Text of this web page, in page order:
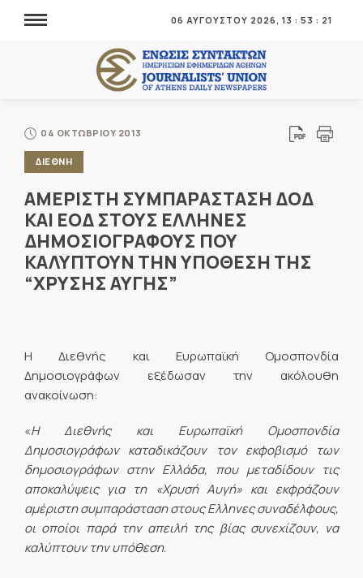
06 ΑΥΓΟΥΣΤΟΥ 2026, 13 : 53 : 21
04 ΟΚΤΩΒΡΙΟΥ 2013
ΔΙΕΘΝΗ
ΑΜΕΡΙΣΤΗ ΣΥΜΠΑΡΑΣΤΑΣΗ ΔΟΔ
ΚΑΙ ΕΟΔ ΣΤΟΥΣ ΕΛΛΗΝΕΣ
ΔΗΜΟΣΙΟΓΡΑΦΟΥΣ ΠΟΥ
ΚΑΛΥΠΤΟΥΝ ΤΗΝ ΥΠΟΘΕΣΗ ΤΗΣ
“ΧΡΥΣΗΣ ΑΥΓΗΣ”
Η Διεθνής και Ευρωπαϊκή Ομοσπονδία
Δημοσιογράφων εξέδωσαν την ακόλουθη
ανακοίνωση:
«Η Διεθνής και Ευρωπαϊκή Ομοσπονδία
Δημοσιογράφων καταδικάζουν τον εκφοβισμό των
δημοσιογράφων στην Ελλάδα, που μεταδίδουν τις
αποκαλύψεις για τη «Χρυσή Αυγή» και εκφράζουν
αμέριστη συμπαράσταση στους Ελληνες συναδέλφους,
οι οποίοι παρά την απειλή της βίας συνεχίζουν, να
καλύπτουν την υπόθεση.